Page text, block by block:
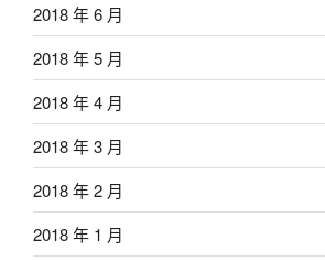
2018 年 6 月
2018 年 5 月
2018 年 4 月
2018 年 3 月
2018 年 2 月
2018 年 1 月